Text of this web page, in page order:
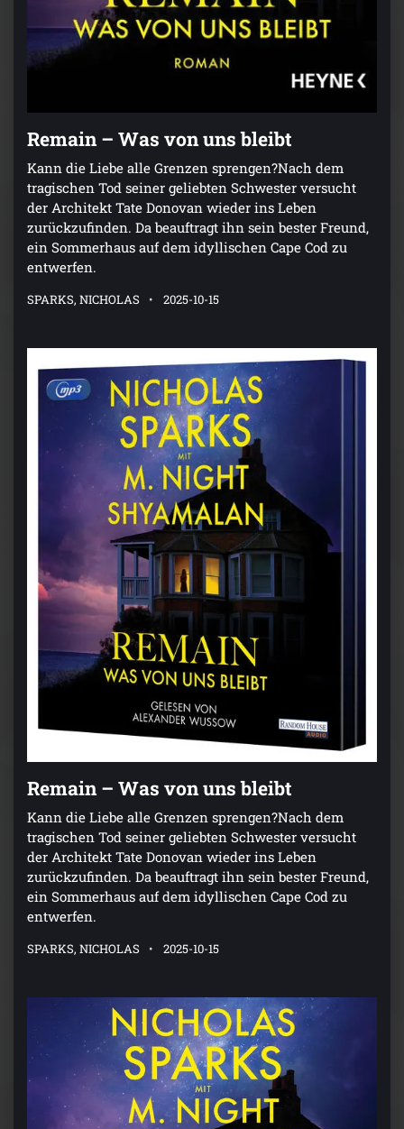
Remain – Was von uns bleibt
Kann die Liebe alle Grenzen sprengen?Nach dem
tragischen Tod seiner geliebten Schwester versucht
der Architekt Tate Donovan wieder ins Leben
zurückzufinden. Da beauftragt ihn sein bester Freund,
ein Sommerhaus auf dem idyllischen Cape Cod zu
entwerfen.
SPARKS, NICHOLAS 2025-10-15
Remain – Was von uns bleibt
Kann die Liebe alle Grenzen sprengen?Nach dem
tragischen Tod seiner geliebten Schwester versucht
der Architekt Tate Donovan wieder ins Leben
zurückzufinden. Da beauftragt ihn sein bester Freund,
ein Sommerhaus auf dem idyllischen Cape Cod zu
entwerfen.
SPARKS, NICHOLAS 2025-10-15